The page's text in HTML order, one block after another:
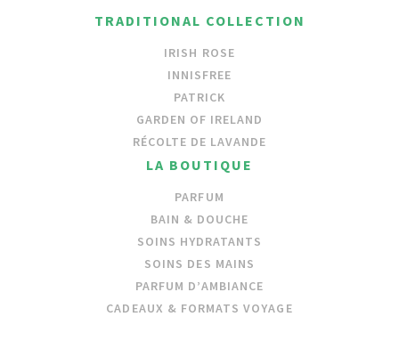
TRADITIONAL COLLECTION
IRISH ROSE
INNISFREE
PATRICK
GARDEN OF IRELAND
RÉCOLTE DE LAVANDE
LA BOUTIQUE
PARFUM
BAIN & DOUCHE
SOINS HYDRATANTS
SOINS DES MAINS
PARFUM D’AMBIANCE
CADEAUX & FORMATS VOYAGE